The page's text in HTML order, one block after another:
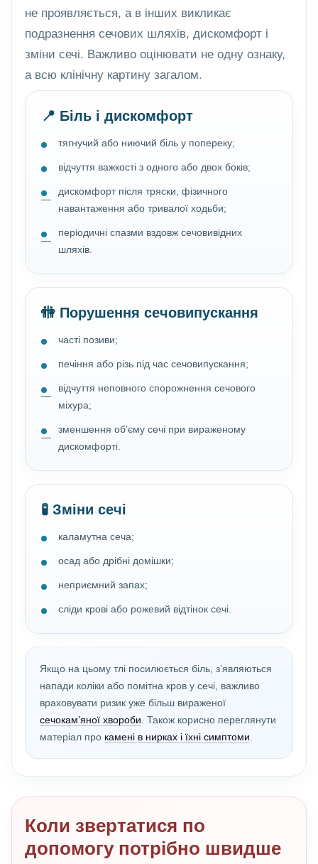
не проявляється, а в інших викликає
подразнення сечових шляхів, дискомфорт і
зміни сечі. Важливо оцінювати не одну ознаку,
а всю клінічну картину загалом.
📍 Біль і дискомфорт
тягнучий або ниючий біль у попереку;
відчуття важкості з одного або двох боків;
дискомфорт після тряски, фізичного
навантаження або тривалої ходьби;
періодичні спазми вздовж сечовивідних
шляхів.
🚻 Порушення сечовипускання
часті позиви;
печіння або різь під час сечовипускання;
відчуття неповного спорожнення сечового
міхура;
зменшення об’єму сечі при вираженому
дискомфорті.
🧪 Зміни сечі
каламутна сеча;
осад або дрібні домішки;
неприємний запах;
сліди крові або рожевий відтінок сечі.
Якщо на цьому тлі посилюється біль, з’являються
напади коліки або помітна кров у сечі, важливо
враховувати ризик уже більш вираженої
сечокам’яної хвороби . Також корисно переглянути
матеріал про камені в нирках і їхні симптоми
Коли звертатися по
допомогу потрібно швидше